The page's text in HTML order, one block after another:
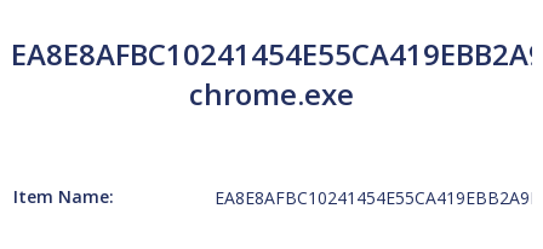
chrome.exe
Item Name: